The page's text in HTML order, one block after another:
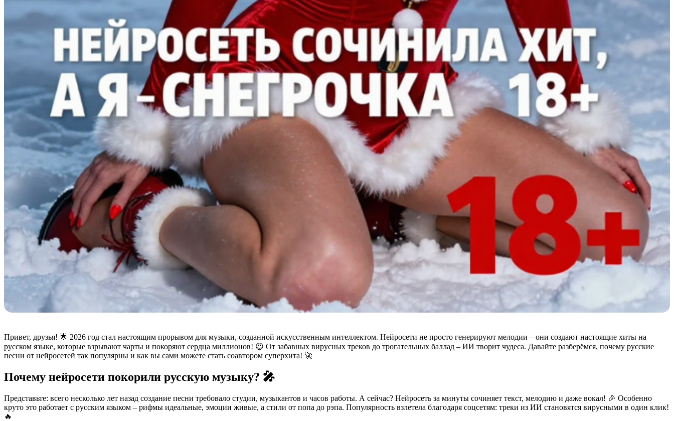
Привет, друзья! 🌟 2026 год стал настоящим прорывом для музыки, созданной искусственным интеллектом. Нейросети не просто генерируют мелодии – они создают настоящие хиты на
русском языке, которые взрывают чарты и покоряют сердца миллионов! 😍 От забавных вирусных треков до трогательных баллад – ИИ творит чудеса. Давайте разберёмся, почему русские
песни от нейросетей так популярны и как вы сами можете стать соавтором суперхита! 🚀
Почему нейросети покорили русскую музыку? 🎤
Представьте: всего несколько лет назад создание песни требовало студии, музыкантов и часов работы. А сейчас? Нейросеть за минуты сочиняет текст, мелодию и даже вокал! 🎉 Особенно
круто это работает с русским языком – рифмы идеальные, эмоции живые, а стили от попа до рэпа. Популярность взлетела благодаря соцсетям: треки из ИИ становятся вирусными в один клик!
🔥